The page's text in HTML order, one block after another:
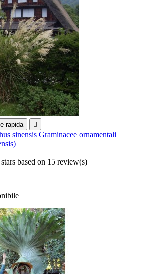
rapida 
sinensis Graminacee ornamentali
based on 15 review(s)